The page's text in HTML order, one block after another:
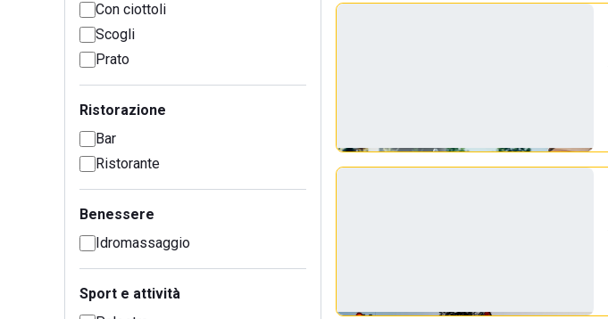
Con ciottoli
Scogli
Prato
Ristorazione
Bar
Ristorante
Benessere
Idromassaggio
Sport e attività